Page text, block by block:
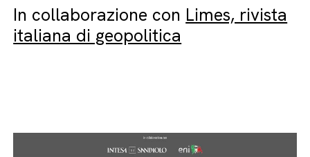
In collaborazione con Limes, rivista
italiana di geopolitica